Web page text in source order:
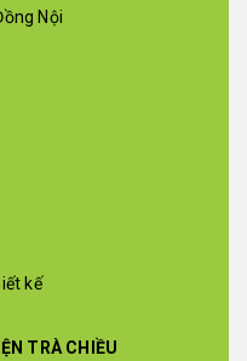
Nội
kế
TRÀ CHIỀU